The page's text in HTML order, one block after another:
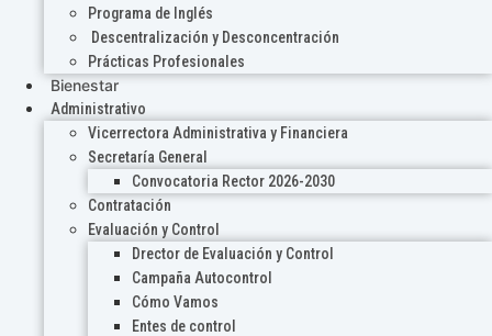
Programa de Inglés
Descentralización y Desconcentración
Prácticas Profesionales
Bienestar
Administrativo
Vicerrectora Administrativa y Financiera
Secretaría General
Convocatoria Rector 2026-2030
Contratación
Evaluación y Control
Drector de Evaluación y Control
Campaña Autocontrol
Cómo Vamos
Entes de control